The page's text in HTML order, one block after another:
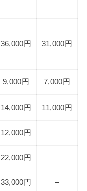
36,000円 31,000円
9,000円 7,000円
14,000円 11,000円
12,000円 –
22,000円 –
33,000円 –